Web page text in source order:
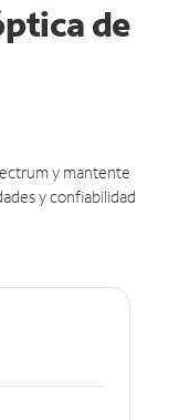
de
y mantente
y confiabilidad